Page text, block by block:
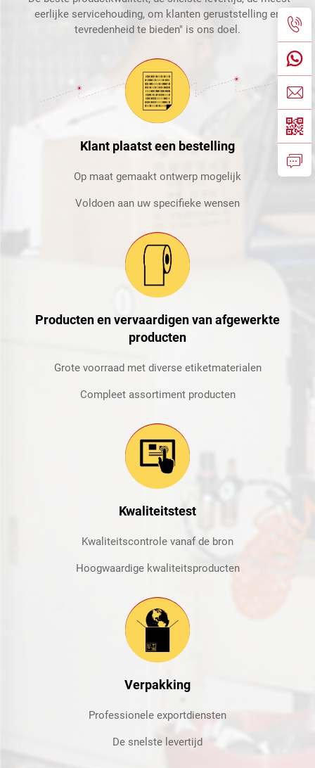
eerlijke servicehouding, om klanten geruststelling en
tevredenheid te bieden" is ons doel.
Klant plaatst een bestelling
Op maat gemaakt ontwerp mogelijk
Voldoen aan uw specifieke wensen
Producten en vervaardigen van afgewerkte
producten
Grote voorraad met diverse etiketmaterialen
Compleet assortiment producten
Kwaliteitstest
Kwaliteitscontrole vanaf de bron
Hoogwaardige kwaliteitsproducten
Verpakking
Professionele exportdiensten
De snelste levertijd